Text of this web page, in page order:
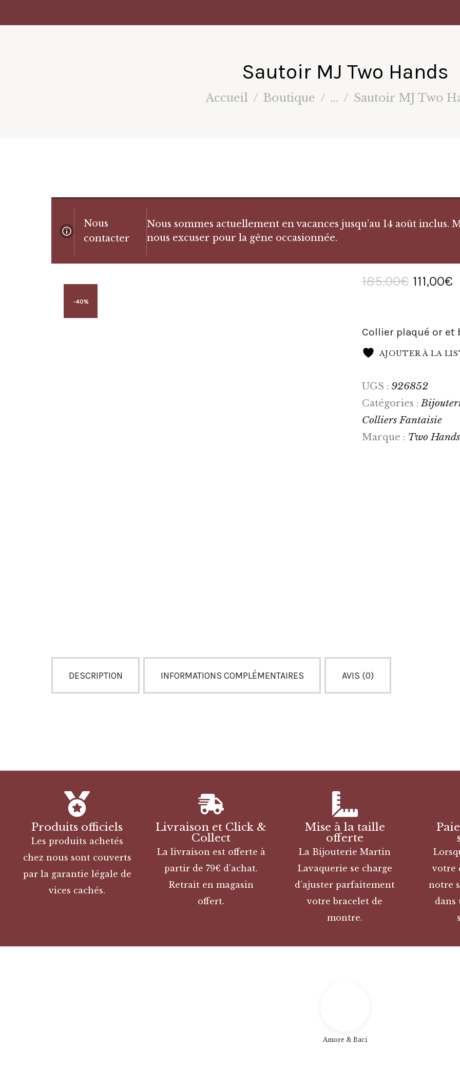
Sautoir MJ Two Hands
Accueil Boutique ... Sautoir MJ Two
Nous
contacter
Nous sommes actuellement en vacances jusqu’au 14 août
nous excuser pour la gêne occasionnée.
-40%
185,00€ 111,00€
Collier plaqué or et
AJOUTER À LA
UGS : 926852
Catégories :
Colliers Fantaisie
Marque : Two Hands
DESCRIPTION INFORMATIONS COMPLÉMENTAIRES AVIS (0)
Produits officiels
Les produits achetés
chez nous sont couverts
par la garantie légale de
vices cachés.
Livraison et Click &
Collect
La livraison est offerte à
partir de 79€ d’achat.
Retrait en magasin
offert.
Mise à la taille
offerte
La Bijouterie Martin
Lavaquerie se charge
d’ajuster parfaitement
votre bracelet de
montre.
votre
notre
dans
Amore & Baci